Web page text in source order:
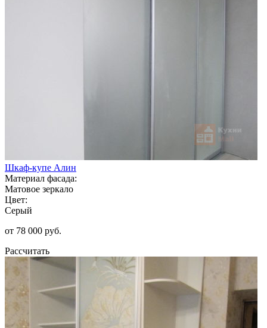
Шкаф-купе Алин
Материал фасада:
Матовое зеркало
Цвет:
Серый
от 78 000 руб.
Рассчитать